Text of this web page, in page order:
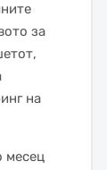
за
на
месец